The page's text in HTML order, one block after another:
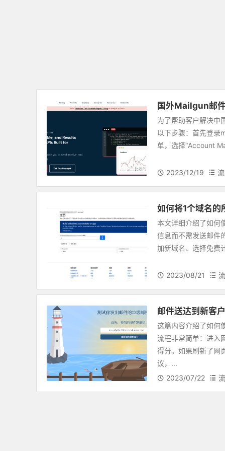
国外Mailgun邮
为了帮助客户解决中
以下步骤：首先登录
单，选择“Account
2023/12/19
如何将1个域名的
本文详细介绍了如何
信息而不需发送邮件
加新域名、选择免费
2023/08/21
邮件送达到新客
这篇内容介绍了如何
流程非常简单：进入
得分。如果刷新了网
议，...
2023/07/22